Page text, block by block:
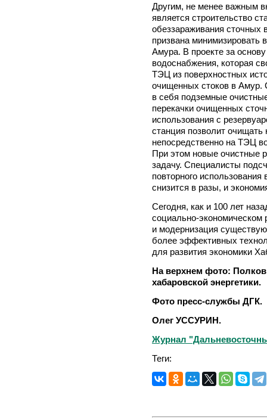
Другим, не менее важным
является строительство
обеззараживания сточных
призвана минимизировать
Амура. В проекте за
водоснабжения, которая
ТЭЦ из поверхностных
очищенных стоков в Амур.
в себя подземные
перекачки очищенных
использования с
станция позволит
непосредственно на ТЭЦ
При этом новые очистные
задачу. Специалисты
повторного
снизится в разы, и
Сегодня, как и 100 лет
социально-экономическом
и модернизация
более эффективных
для развития экономики
На верхнем фото:
хабаровской энергетики.
Фото пресс-службы ДГК.
Олег УССУРИН.
Журнал
Теги: